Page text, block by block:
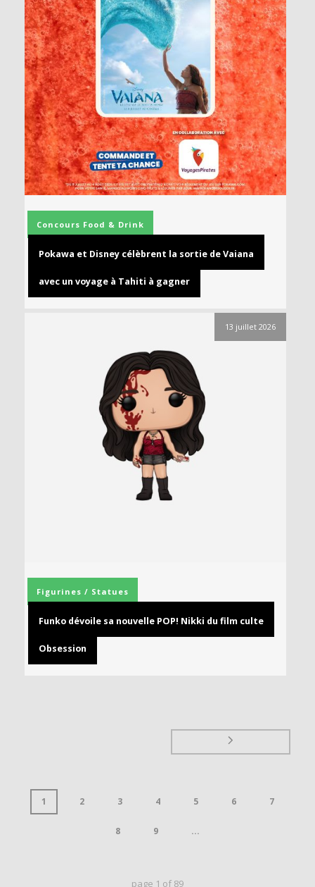
Concours Food & Drink
Pokawa et Disney célèbrent la sortie de Vaiana
avec un voyage à Tahiti à gagner
13 juillet 2026
Figurines / Statues
Funko dévoile sa nouvelle POP! Nikki du film culte
Obsession
1 2 3 4 5 6 7
8 9 ...
page 1 of 89